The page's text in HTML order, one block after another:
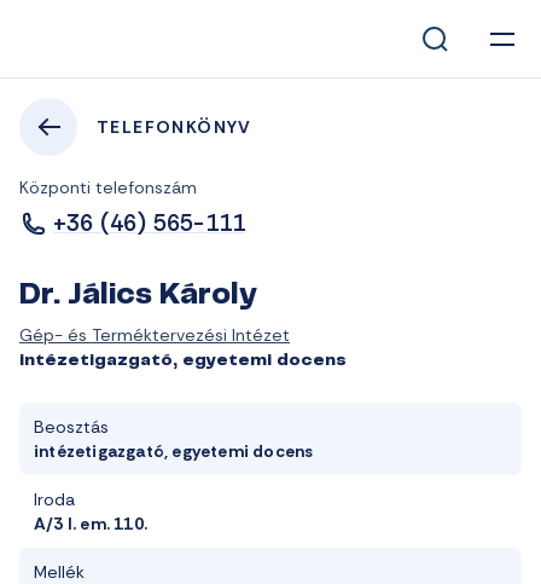
TELEFONKÖNYV
Központi telefonszám
+36 (46) 565-111
Dr. Jálics Károly
Gép- és Terméktervezési Intézet
intézetigazgató, egyetemi docens
Beosztás
intézetigazgató, egyetemi docens
Iroda
A/3 I. em. 110.
Mellék